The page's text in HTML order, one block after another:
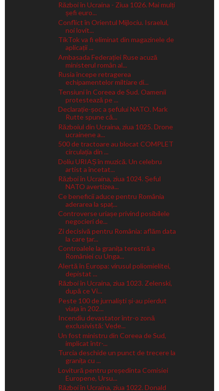
Război în Ucraina - Ziua 1026. Mai mulți
șefi euro...
Conflict în Orientul Mijlociu. Israelul,
noi lovit...
TikTok va fi eliminat din magazinele de
aplicații ...
Ambasada Federației Ruse acuză
ministerul român al...
Rusia începe retragerea
echipamentelor miltiare di...
Tensiuni în Coreea de Sud. Oamenii
protestează pe ...
Declarație-șoc a șefului NATO. Mark
Rutte spune că...
Războiul din Ucraina, ziua 1025. Drone
ucrainene a...
500 de tractoare au blocat COMPLET
circulația din ...
Doliu URIAȘ în muzică. Un celebru
artist a încetat...
Război în Ucraina, ziua 1024. Șeful
NATO avertizea...
Ce beneficii aduce pentru România
aderarea la spaț...
Controverse uriașe privind posibilele
negocieri de...
Zi decisivă pentru România: aflăm data
la care țar...
Controalele la granița terestră a
României cu Unga...
Alertă în Europa: virusul poliomielitei,
depistat ...
Război în Ucraina, ziua 1023. Zelenski,
după ce Vi...
Peste 100 de jurnaliști și-au pierdut
viața în 202...
Incendiu devastator într-o zonă
exclusivistă: Vede...
Un fost ministru din Coreea de Sud,
implicat într-...
Turcia deschide un punct de trecere la
granița cu ...
Lovitură pentru președinta Comisiei
Europene, Ursu...
Război în Ucraina, ziua 1022. Donald